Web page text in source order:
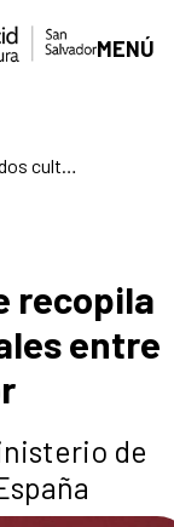
MENÚ
recopila
entre
de